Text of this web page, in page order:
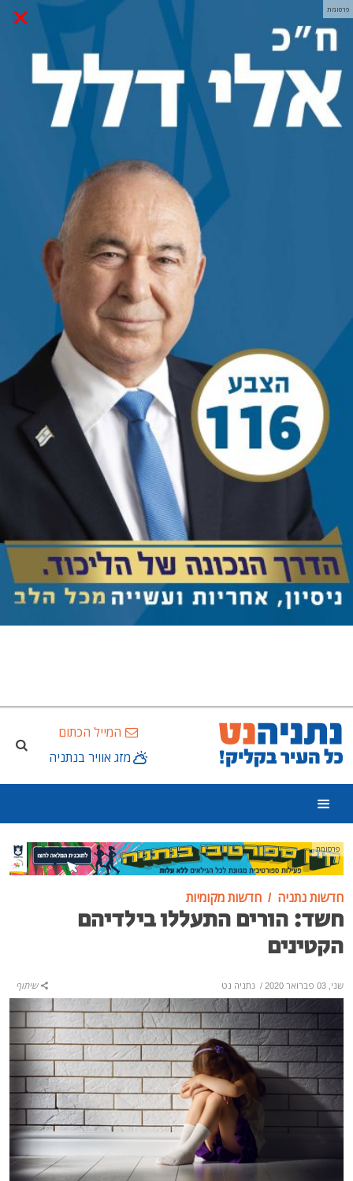
× פרסומת
המייל הכתום
מזג אוויר בנתניה
פרסומת
חדשות נתניה חדשות מקומיות
חשד: הורים התעללו בילדיהם
הקטינים
שני, 03 פברואר 2020 / נתניה נט שיתוף